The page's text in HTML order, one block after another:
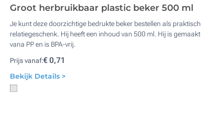
Groot herbruikbaar plastic beker 500 ml
Je kunt deze doorzichtige bedrukte beker bestellen als praktisch
relatiegeschenk. Hij heeft een inhoud van 500 ml. Hij is gemaakt
vana PP en is BPA-vrij.
Prijs vanaf:€ 0,71
Bekijk Details >